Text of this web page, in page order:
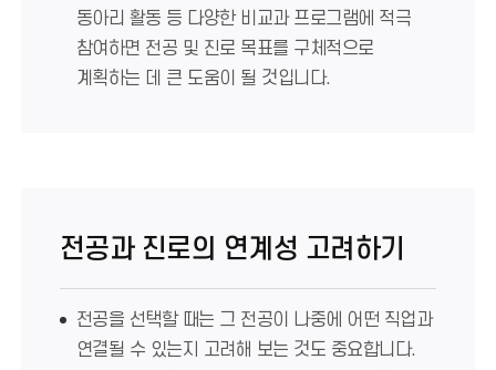
동아리 활동 등 다양한 비교과 프로그램에 적극
참여하면 전공 및 진로 목표를 구체적으로
계획하는 데 큰 도움이 될 것입니다.
전공과 진로의 연계성 고려하기
전공을 선택할 때는 그 전공이 나중에 어떤 직업과
연결될 수 있는지 고려해 보는 것도 중요합니다.